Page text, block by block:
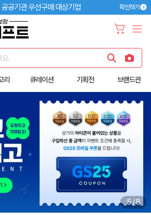
공공기관 우선구매 대상기업 확인하기
요.
리 큐레이션 기획전 브랜드관
6/8